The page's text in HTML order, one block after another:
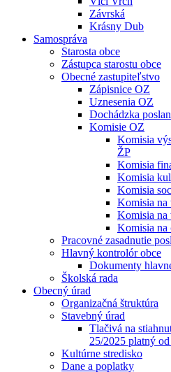
Závrská
Krásny Dub
Samospráva
Starosta obce
Zástupca starostu obce
Obecné zastupiteľstvo
Zápisnice OZ
Uznesenia OZ
Dochádzka
Komisie OZ
Komisia
ŽP
Komisia
Komisia
Komisia
Komisia na
Komisia na
Komisia na
Pracovné zasadnutie
Hlavný kontrolór obce
Dokumenty
Školská rada
Obecný úrad
Organizačná štruktúra
Stavebný úrad
Tlačivá na
25/2025 platný
Kultúrne stredisko
Dane a poplatky